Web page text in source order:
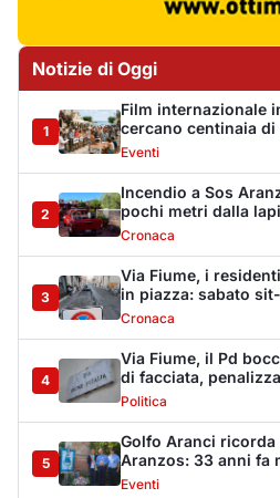
4
di facciata,
Politica
5
Golfo Aranci
Aranzos: 33 anni fa
Eventi
6
Monte Pino riapre
Cisl: «Un traguardo
Sindacati
7
Riapre Monte Pino,
importante, ora si
Arzachena-Palau»
Sindacati
8
La vicenda di
interventi tra
stop
Cronaca
9
Monte Pino riapre,
sono morte tre
Eventi